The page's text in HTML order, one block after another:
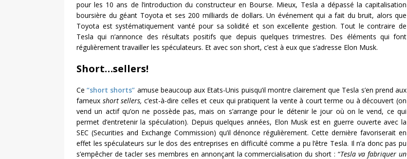
pour les 10 ans de l’introduction du constructeur en Bourse. Mieux, Tesla a dépassé la capitalisation
boursière du géant Toyota et ses 200 milliards de dollars. Un événement qui a fait du bruit, alors que
Toyota est systématiquement vanté pour sa solidité et son excellente gestion. Tout le contraire de
Tesla qui n’annonce des résultats positifs que depuis quelques trimestres. Des éléments qui font
régulièrement travailler les spéculateurs. Et avec son short, c’est à eux que s’adresse Elon Musk.
Short…sellers!
Ce“short shorts” amuse beaucoup aux Etats-Unis puisqu’il montre clairement que Tesla s’en prend aux
fameux short sellers, c’est-à-dire celles et ceux qui pratiquent la vente à court terme ou à découvert (on
vend un actif qu’on ne possède pas, mais on s’arrange pour le détenir le jour où on le vend, ce qui
permet d’entretenir la spéculation). Depuis quelques années, Elon Musk est en guerre ouverte avec la
SEC (Securities and Exchange Commission) qu’il dénonce régulièrement. Cette dernière favoriserait en
effet les spéculateurs sur le dos des entreprises en difficulté comme a pu l’être Tesla. Il n’a donc pas pu
s’empêcher de tacler ses membres en annonçant la commercialisation du short : “Tesla va fabriquer un